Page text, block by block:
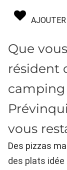
Que
résident
camping
vous
Des pizzas
des plats idée